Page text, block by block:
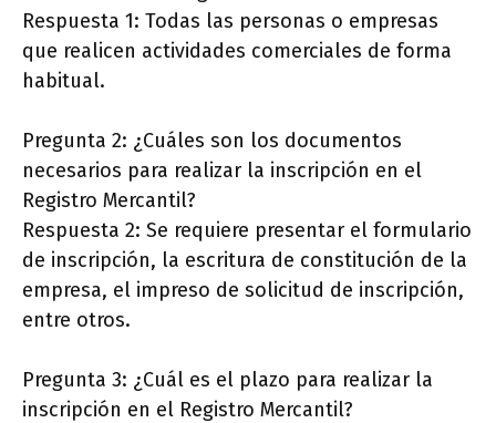
Respuesta 1: Todas las personas o empresas
que realicen actividades comerciales de forma
habitual.
Pregunta 2: ¿Cuáles son los documentos
necesarios para realizar la inscripción en el
Registro Mercantil?
Respuesta 2: Se requiere presentar el formulario
de inscripción, la escritura de constitución de la
empresa, el impreso de solicitud de inscripción,
entre otros.
Pregunta 3: ¿Cuál es el plazo para realizar la
inscripción en el Registro Mercantil?